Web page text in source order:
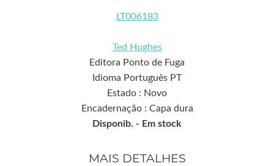
LT006183
Ted Hughes
Editora Ponto de Fuga
Idioma Português PT
Estado : Novo
Encadernação : Capa dura
Disponib. - Em stock
MAIS DETALHES